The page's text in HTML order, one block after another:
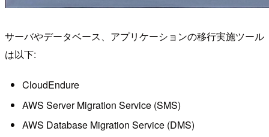
サーバやデータベース、アプリケーションの移行実施ツール
は以下:
CloudEndure
AWS Server Migration Service (SMS)
AWS Database Migration Service (DMS)